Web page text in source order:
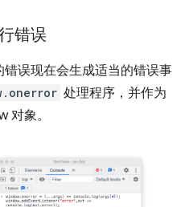
错误
误现在会生成适当的错误事
处理程序，并作为
对象。